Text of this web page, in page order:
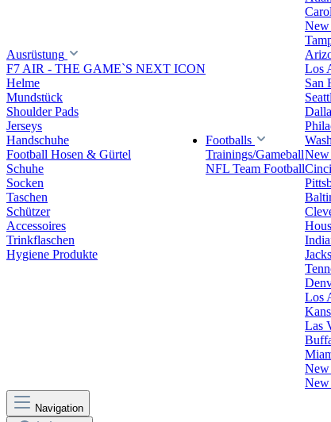
Ausrüstung
F7 AIR - THE GAME`S NEXT ICON
Helme
Mundstück
Shoulder Pads
Jerseys
Handschuhe
Football Hosen & Gürtel
Schuhe
Socken
Taschen
Schützer
Accessoires
Trinkflaschen
Hygiene Produkte
Footballs
Trainings/Gameball
NFL Team Football
New
Los
San
New
Los
Las
New
New
Navigation